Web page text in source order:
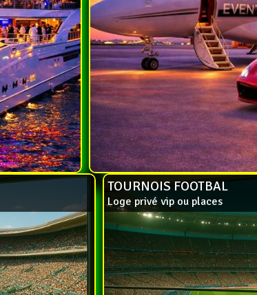
TOURNOIS FOOTBAL
Loge privé vip ou places